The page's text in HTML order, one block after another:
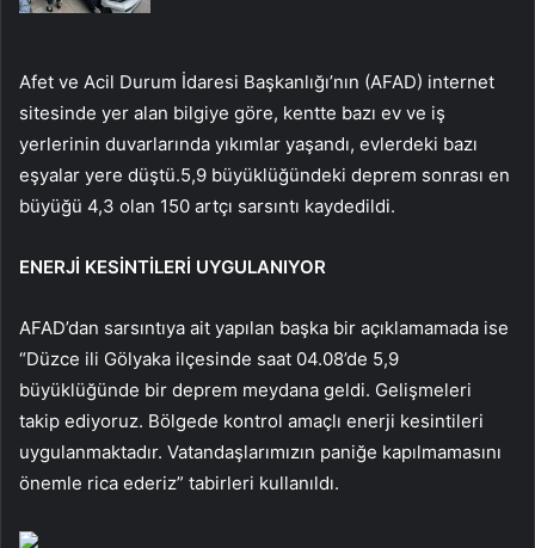
Afet ve Acil Durum İdaresi Başkanlığı’nın (AFAD) internet
sitesinde yer alan bilgiye göre, kentte bazı ev ve iş
yerlerinin duvarlarında yıkımlar yaşandı, evlerdeki bazı
eşyalar yere düştü.5,9 büyüklüğündeki deprem sonrası en
büyüğü 4,3 olan 150 artçı sarsıntı kaydedildi.
ENERJİ KESİNTİLERİ UYGULANIYOR
AFAD’dan sarsıntıya ait yapılan başka bir açıklamamada ise
“Düzce ili Gölyaka ilçesinde saat 04.08’de 5,9
büyüklüğünde bir deprem meydana geldi. Gelişmeleri
takip ediyoruz. Bölgede kontrol amaçlı enerji kesintileri
uygulanmaktadır. Vatandaşlarımızın paniğe kapılmamasını
önemle rica ederiz” tabirleri kullanıldı.